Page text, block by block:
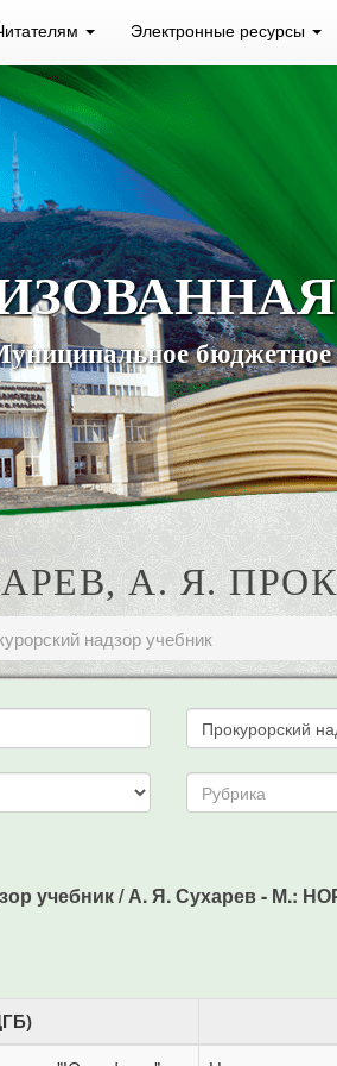
Электронные ресурсы
бюджетное
А. Я.
надзор учебник
учебник / А. Я. Сухарев - М.: